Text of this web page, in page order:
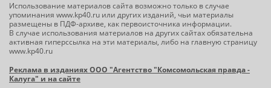
Использование материалов сайта возможно только в случае
упоминания www.kp40.ru или других изданий, чьи материалы
размещены в ПДФ-архиве, как первоисточника информации.
В случае использования материалов на других сайтах обязательна
активная гиперссылка на эти материалы, либо на главную страницу
www.kp40.ru
Реклама в изданиях ООО "Агентство "Комсомольская правда -
Калуга" и на сайте